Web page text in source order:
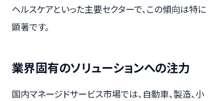
ヘルスケアといった主要セクターで、この傾向は特に
顕著です。
業界固有のソリューションへの注力
国内マネージドサービス市場では、自動車、製造、小